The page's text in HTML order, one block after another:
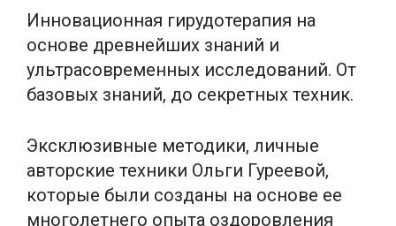
Инновационная гирудотерапия на
основе древнейших знаний и
ультрасовременных исследований. От
базовых знаний, до секретных техник.
Эксклюзивные методики, личные
авторские техники Ольги Гуреевой,
которые были созданы на основе ее
многолетнего опыта оздоровления